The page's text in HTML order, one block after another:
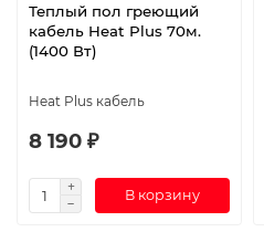
Теплый пол греющий
кабель Heat Plus 70м.
(1400 Вт)
Heat Plus кабель
8 190 ₽
В корзину